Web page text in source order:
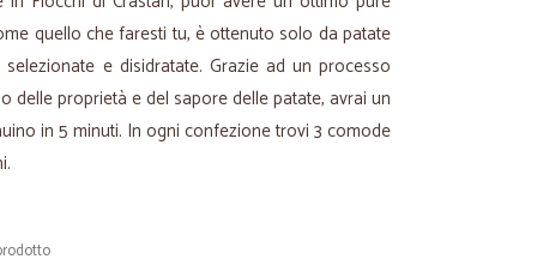
quello che faresti tu, è ottenuto solo da patate
e disidratate. Grazie ad un processo
delle proprietà e del sapore delle patate, avrai un
in 5 minuti. In ogni confezione trovi 3 comode